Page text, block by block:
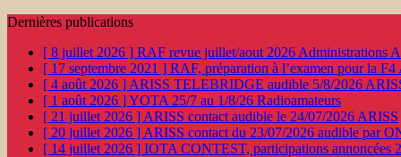
Dernières publications
[ 8 juillet 2026 ] RAF revue juillet/aout 2026 Administrations
[ 17 septembre 2021 ] RAF, préparation à l’examen pour la F4
[ 4 août 2026 ] ARISS TELEBRIDGE audible 5/8/2026
[ 1 août 2026 ]YOTA 25/7 au 1/8/26 Radioamateurs
[ 21 juillet 2026 ] ARISS contact audible le 24/07/2026 ARISS
[ 20 juillet 2026 ] ARISS contact du 23/07/2026 audible par
[ 14 juillet 2026 ] IOTA CONTEST, participations annoncées